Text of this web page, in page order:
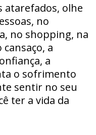
atarefados, olhe
no
no shopping, na
a
a
o sofrimento
sentir no seu
ter a vida da